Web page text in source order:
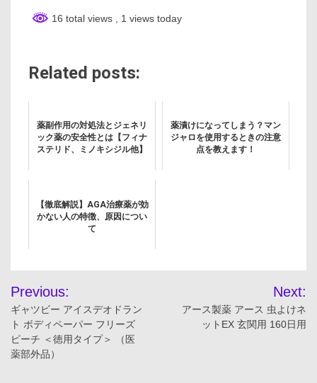
16 total views , 1 views today
Related posts:
薬副作用の対処法とジェネリ
ック薬の安全性とは【フィナ
ステリド、ミノキシジル他】
薬漬けになってしまう？マン
ジャロを使用するときの注意
点を教えます！
【徹底解説】AGA治療薬が効
かない人の特徴、原因につい
て
投
稿
ナ
Previous:
ギャツビー アイスデオドラン
ト ボディペーパー フリーズ
ピーチ ＜徳用タイプ＞ （医
薬部外品）
Next:
アース製薬 アース 虫よけネ
ットEX 玄関用 160日用